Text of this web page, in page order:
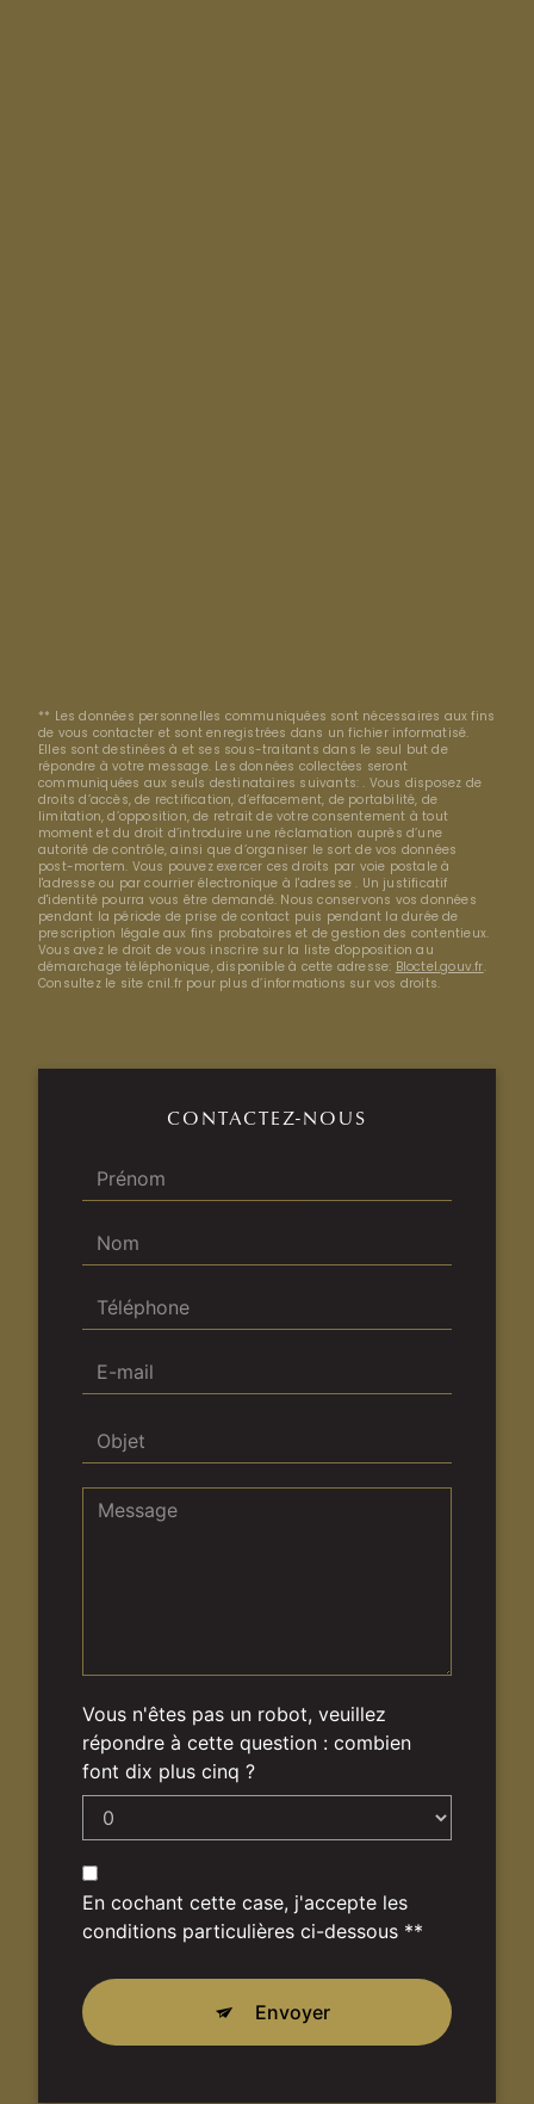
** Les données personnelles communiquées sont nécessaires aux fins
de vous contacter et sont enregistrées dans un fichier informatisé.
Elles sont destinées à et ses sous-traitants dans le seul but de
répondre à votre message. Les données collectées seront
communiquées aux seuls destinataires suivants: . Vous disposez de
droits d’accès, de rectification, d’effacement, de portabilité, de
limitation, d’opposition, de retrait de votre consentement à tout
moment et du droit d’introduire une réclamation auprès d’une
autorité de contrôle, ainsi que d’organiser le sort de vos données
post-mortem. Vous pouvez exercer ces droits par voie postale à
l'adresse ou par courrier électronique à l'adresse . Un justificatif
d'identité pourra vous être demandé. Nous conservons vos données
pendant la période de prise de contact puis pendant la durée de
prescription légale aux fins probatoires et de gestion des contentieux.
Vous avez le droit de vous inscrire sur la liste d'opposition au
démarchage téléphonique, disponible à cette adresse: Bloctel.gouv.fr.
Consultez le site cnil.fr pour plus d’informations sur vos droits.
CONTACTEZ-NOUS
Vous n'êtes pas un robot, veuillez
répondre à cette question : combien
font dix plus cinq ?
En cochant cette case, j'accepte les
conditions particulières ci-dessous **
Envoyer